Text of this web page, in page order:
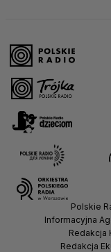
Polskie
Informacyjna
Redakcja
Redakcja